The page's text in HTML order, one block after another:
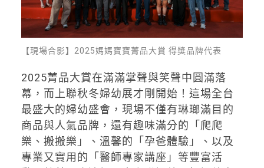
【現場合影】2025媽媽寶寶菁品大賞 得獎品牌代表
2025菁品大賞在滿滿掌聲與笑聲中圓滿落
幕，而上聯秋冬婦幼展才剛開始！這場全台
最盛大的婦幼盛會，現場不僅有琳瑯滿目的
商品與人氣品牌，還有趣味滿分的「爬爬
樂、搬搬樂」、溫馨的「孕爸體驗」、以及
專業又實用的「醫師專家講座」等豐富活